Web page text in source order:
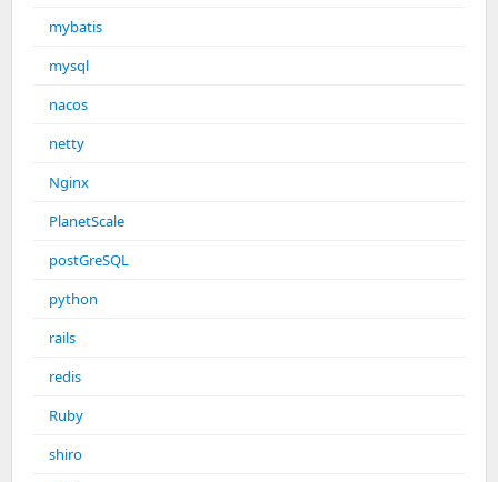
mybatis
mysql
nacos
netty
Nginx
PlanetScale
postGreSQL
python
rails
redis
Ruby
shiro